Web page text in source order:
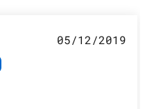
05/12/2019